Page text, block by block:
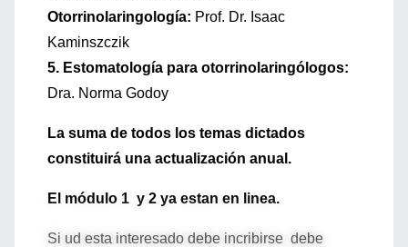
Otorrinolaringología: Prof. Dr. Isaac
Kaminszczik
5. Estomatología para otorrinolaringólogos:
Dra. Norma Godoy
La suma de todos los temas dictados
constituirá una actualización anual.
El módulo 1 y 2 ya estan en linea.
Si ud esta interesado debe incribirse debe